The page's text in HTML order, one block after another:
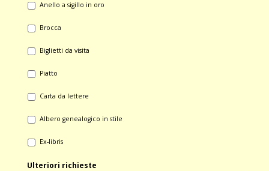
- Anello a sigillo in oro
- Brocca
- Biglietti da visita
- Piatto
- Carta da lettere
- Albero genealogico in stile
- Ex-libris
Ulteriori richieste